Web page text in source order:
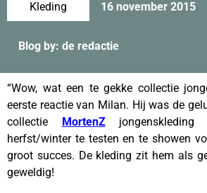
Kleding 16 november 2015
Blog by: de redactie
“Wow, wat een te gekke collectie
eerste reactie van Milan. Hij was de
collectie MortenZjongenskleding
herfst/winter te testen en te showen
groot succes. De kleding zit hem als
geweldig!